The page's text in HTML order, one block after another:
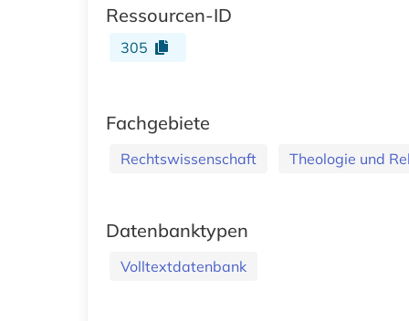
Ressourcen-ID
305
Fachgebiete
Rechtswissenschaft Theologie und
Datenbanktypen
Volltextdatenbank